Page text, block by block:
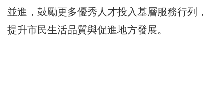
並進，鼓勵更多優秀人才投入基層服務行列，
提升市民生活品質與促進地方發展。